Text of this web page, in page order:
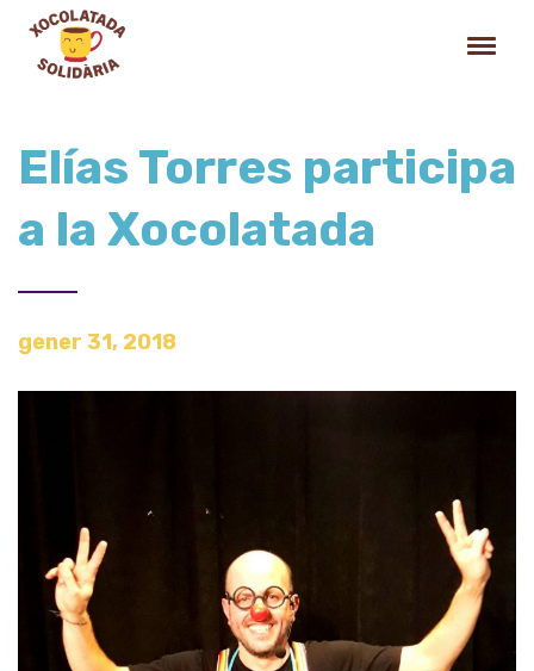
Elías Torres participa
a la Xocolatada
gener 31, 2018